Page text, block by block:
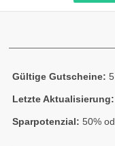
Gültige Gutscheine: 5
Letzte Aktualisierung:
Sparpotenzial: 50%